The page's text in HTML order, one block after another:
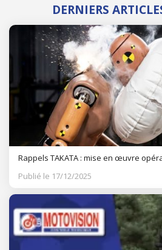
DERNIERS
Rappels TAKATA : mise en œuvre
Publié le 17/12/2025